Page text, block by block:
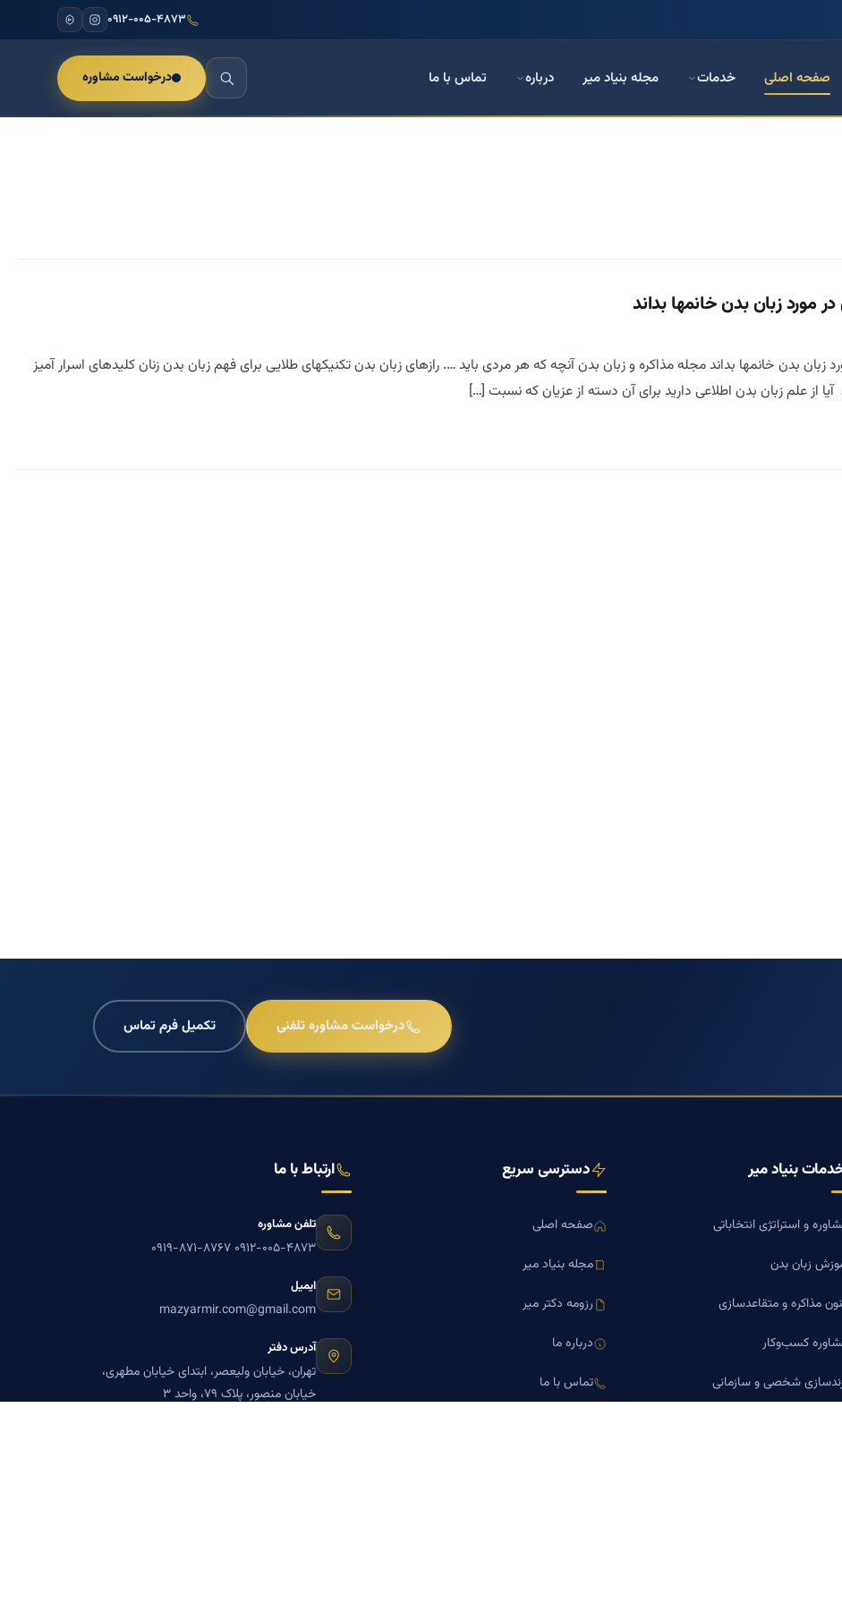
۰۹۱۲-۰۰۵-۴۸۷۳
صفحه اصلی خدمات مجله بنیاد میر درباره تماس با ما درخواست مشاوره
مورد زبان بدن خانمها بداند
زبان بدن خانمها بداند مجله مذاکره و زبان بدن آنچه که هر مردی باید …. رازهای زبان بدن تکنیکهای طلایی برای فهم زبان بدن زنان کلیدهای اسرار آمیز
آیا از علم زبان بدن اطلاعی دارید برای آن دسته از عزیان که نسبت […]
درخواست مشاوره تلفنی تکمیل فرم تماس
بنیاد میر
و استراتژی انتخاباتی
زبان بدن
مذاکره و متقاعدسازی
کسب‌وکار
شخصی و سازمانی
دسترسی سریع
صفحه اصلی
مجله بنیاد میر
رزومه دکتر میر
درباره ما
تماس با ما
ارتباط با ما
تلفن مشاوره
۰۹۱۲-۰۰۵-۴۸۷۳ ۰۹۱۹-۸۷۱-۸۷۶۷
ایمیل
mazyarmir.com@gmail.com
آدرس دفتر
تهران، خیابان ولیعصر، ابتدای خیابان مطهری،
خیابان منصور، پلاک ۷۹، واحد ۳